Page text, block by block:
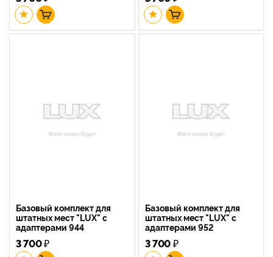
Базовый комплект для
штатных мест "LUX" с
адаптерами 944
3 700₽
Базовый комплект для
штатных мест "LUX" с
адаптерами 952
3 700₽